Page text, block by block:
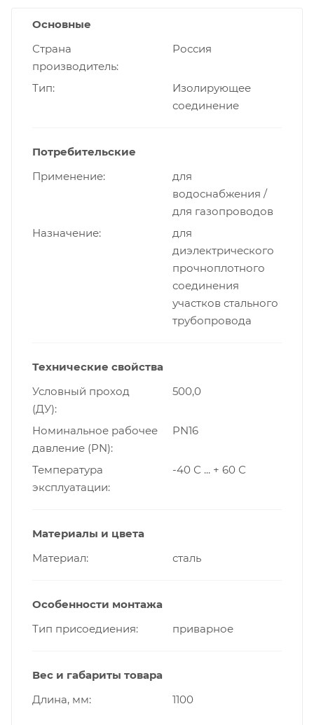
Основные
Страна
производитель
Россия
Тип
Изолирующее
соединение
Потребительские
Применение
для
водоснабжения /
для газопроводов
Назначение
для
диэлектрического
прочноплотного
соединения
участков стального
трубопровода
Технические свойства
Условный проход
(ДУ)
500,0
Номинальное рабочее
давление (PN)
PN16
Температура
эксплуатации
-40 С ... + 60 С
Материалы и цвета
Материал
сталь
Особенности монтажа
Тип присоедиения
приварное
Вес и габариты товара
Длина, мм
1100